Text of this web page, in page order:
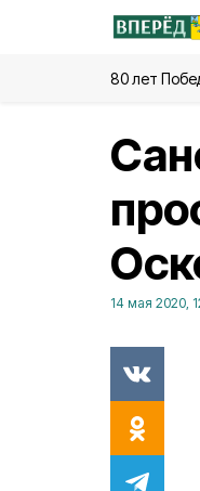
80 лет
14 мая 2020,